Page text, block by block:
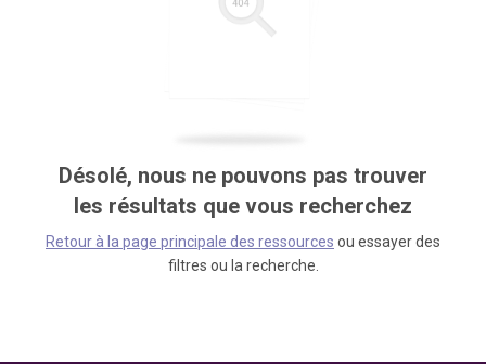
Désolé, nous ne pouvons pas trouver
les résultats que vous recherchez
Retour à la page principale des ressources ou essayer des
filtres ou la recherche.